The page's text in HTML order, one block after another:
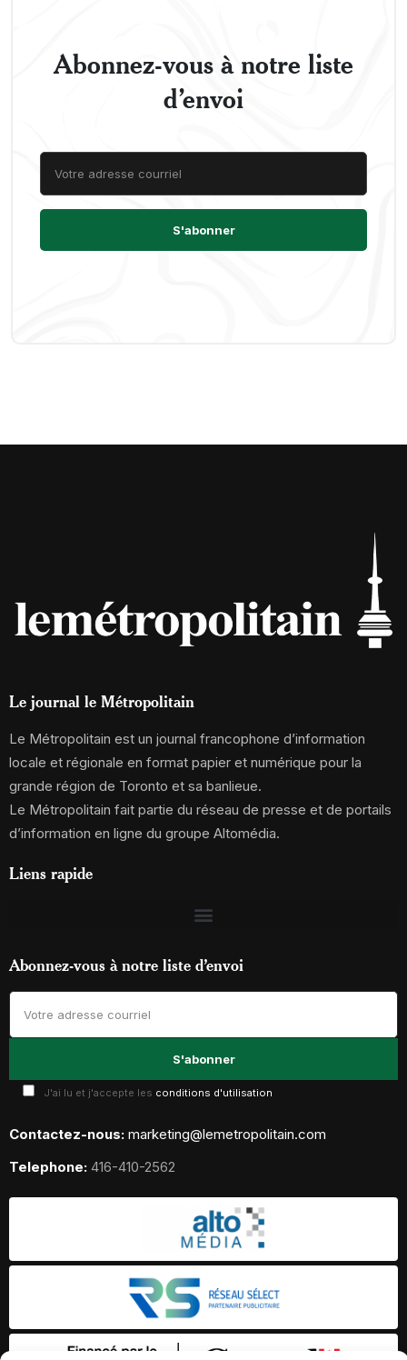
Abonnez-vous à notre liste
d’envoi
Le journal le Métropolitain
Le Métropolitain est un journal francophone d’information
locale et régionale en format papier et numérique pour la
grande région de Toronto et sa banlieue.
Le Métropolitain fait partie du réseau de presse et de portails
d’information en ligne du groupe Altomédia.
Liens rapide
Abonnez-vous à notre liste d’envoi
J'ai lu et j'accepte les conditions d'utilisation
Contactez-nous: marketing@lemetropolitain.com
Telephone: 416-410-2562